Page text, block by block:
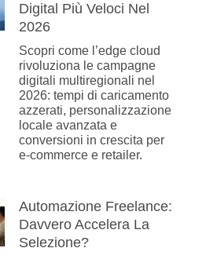
Digital Più Veloci Nel
2026
Scopri come l’edge cloud
rivoluziona le campagne
digitali multiregionali nel
2026: tempi di caricamento
azzerati, personalizzazione
locale avanzata e
conversioni in crescita per
e-commerce e retailer.
Automazione Freelance:
Davvero Accelera La
Selezione?